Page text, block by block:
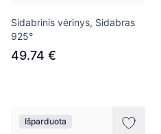
Sidabrinis vėrinys, Sidabras
925°
49.74 €
Išparduota